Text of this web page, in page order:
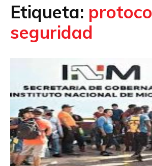
Etiqueta:
seguridad